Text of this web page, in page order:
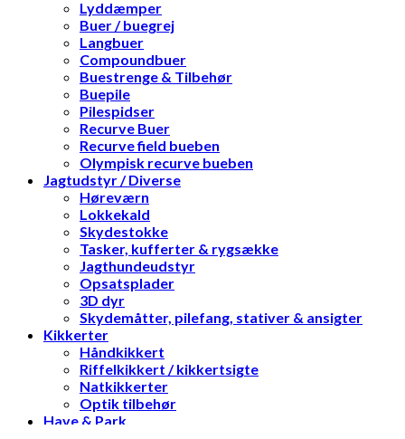
Lyddæmper
Buer / buegrej
Langbuer
Compoundbuer
Buestrenge & Tilbehør
Buepile
Pilespidser
Recurve Buer
Recurve field bueben
Olympisk recurve bueben
Jagtudstyr / Diverse
Høreværn
Lokkekald
Skydestokke
Tasker, kufferter & rygsække
Jagthundeudstyr
Opsatsplader
3D dyr
Skydemåtter, pilefang, stativer & ansigter
Kikkerter
Håndkikkert
Riffelkikkert / kikkertsigte
Natkikkerter
Optik tilbehør
Have & Park